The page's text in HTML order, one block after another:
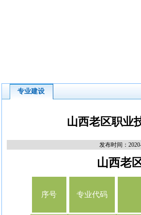
专业建设
山西老区职业
发布时间：
山西老
序号 专业代码